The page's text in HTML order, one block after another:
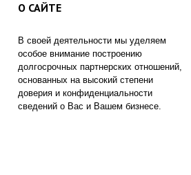
О САЙТЕ
В своей деятельности мы уделяем
особое внимание построению
долгосрочных партнерских отношений,
основанных на высокий степени
доверия и конфиденциальности
сведений о Вас и Вашем бизнесе.